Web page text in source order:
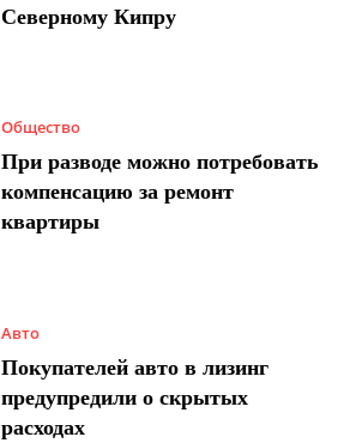
Северному Кипру
Общество
При разводе можно потребовать
компенсацию за ремонт
квартиры
Авто
Покупателей авто в лизинг
предупредили о скрытых
расходах